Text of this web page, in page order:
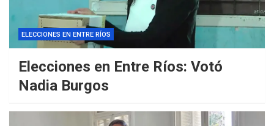
ELECCIONES EN ENTRE RÍOS
Elecciones en Entre Ríos: Votó
Nadia Burgos